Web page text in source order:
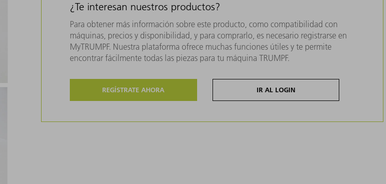
¿Te interesan nuestros productos?
Para obtener más información sobre este producto, como compatibilidad con
máquinas, precios y disponibilidad, y para comprarlo, es necesario registrarse en
MyTRUMPF. Nuestra plataforma ofrece muchas funciones útiles y te permite
encontrar fácilmente todas las piezas para tu máquina TRUMPF.
REGÍSTRATE AHORA IR AL LOGIN